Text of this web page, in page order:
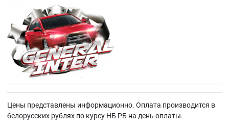
Цены представлены информационно. Оплата производится в
белорусских рублях по курсу НБ РБ на день оплаты.